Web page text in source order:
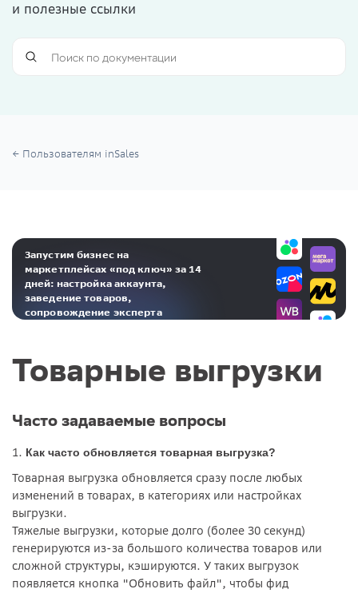
и полезные ссылки
Пользователям inSales
Запустим бизнес на
маркетплейсах «под ключ» за 14
дней: настройка аккаунта,
заведение товаров,
сопровождение эксперта
Товарные выгрузки
Часто задаваемые вопросы
1. Как часто обновляется товарная выгрузка?
Товарная выгрузка обновляется сразу после любых
изменений в товарах, в категориях или настройках
выгрузки.
Тяжелые выгрузки, которые долго (более 30 секунд)
генерируются из-за большого количества товаров или
сложной структуры, кэшируются. У таких выгрузок
появляется кнопка "Обновить файл", чтобы фид